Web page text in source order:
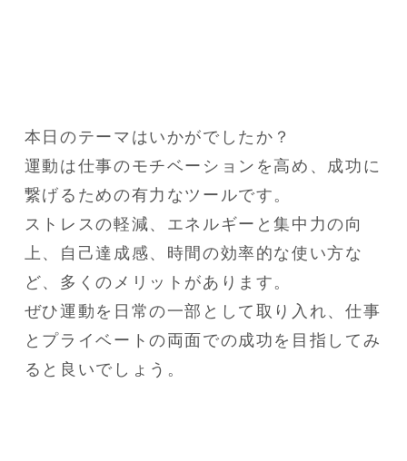
本日のテーマはいかがでしたか？
運動は仕事のモチベーションを高め、成功に
繋げるための有力なツールです。
ストレスの軽減、エネルギーと集中力の向
上、自己達成感、時間の効率的な使い方な
ど、多くのメリットがあります。
ぜひ運動を日常の一部として取り入れ、仕事
とプライベートの両面での成功を目指してみ
ると良いでしょう。